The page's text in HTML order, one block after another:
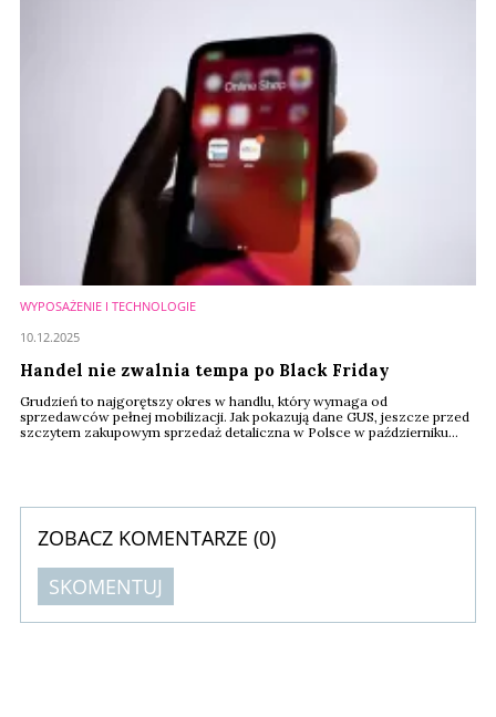
WYPOSAŻENIE I TECHNOLOGIE
Handel nie zwalnia tempa po Black Friday
Grudzień to najgorętszy okres w handlu, który wymaga od
sprzedawców pełnej mobilizacji. Jak pokazują dane GUS, jeszcze przed
szczytem zakupowym sprzedaż detaliczna w Polsce w październiku
10.12.2025
ZOBACZ KOMENTARZE (0)
SKOMENTUJ